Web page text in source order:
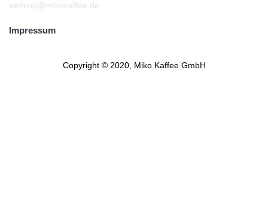
vertrieb@mikokaffee.de
Impressum
Copyright © 2020, Miko Kaffee GmbH